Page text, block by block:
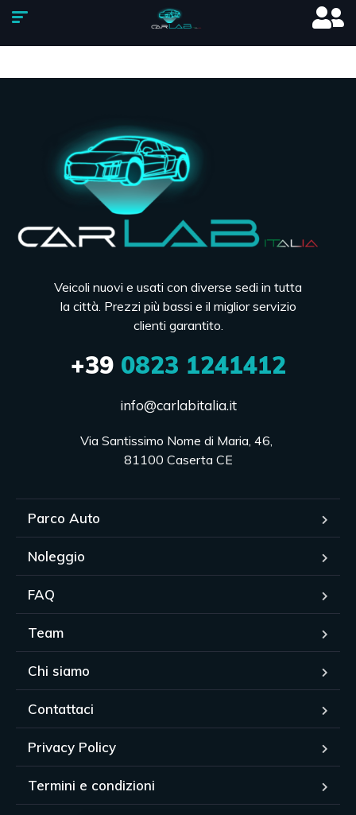
Veicoli nuovi e usati con diverse sedi in tutta
la città. Prezzi più bassi e il miglior servizio
clienti garantito.
+390823 1241412
info@carlabitalia.it
Via Santissimo Nome di Maria, 46,
81100 Caserta CE
Parco Auto
Noleggio
FAQ
Team
Chi siamo
Contattaci
Privacy Policy
Termini e condizioni